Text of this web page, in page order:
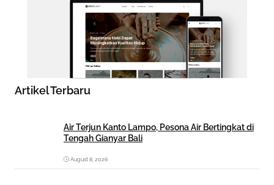
Artikel Terbaru
Air Terjun Kanto Lampo, Pesona Air Bertingkat di
Tengah Gianyar Bali
August 8, 2026